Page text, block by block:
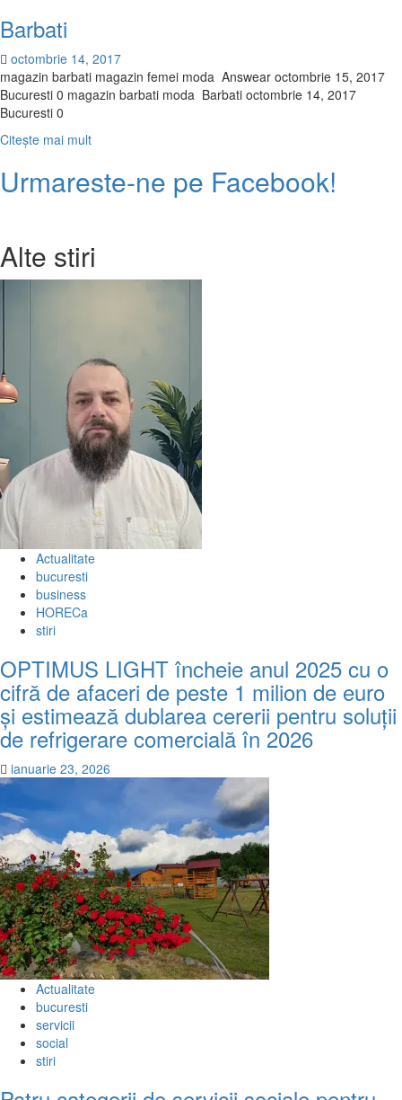
Barbati
octombrie 14, 2017
magazin barbati magazin femei moda Answear octombrie 15, 2017
Bucuresti 0 magazin barbati moda Barbati octombrie 14, 2017
Bucuresti 0
Citește mai multCitește
multe
despre
Urmareste-ne pe Facebook!
Alte stiri
Actualitate
bucuresti
business
HORECa
stiri
OPTIMUS LIGHT încheie anul 2025 cu o
cifră de afaceri de peste 1 milion de euro
și estimează dublarea cererii pentru soluții
de refrigerare comercială în 2026
ianuarie 23, 2026
Actualitate
bucuresti
servicii
social
stiri